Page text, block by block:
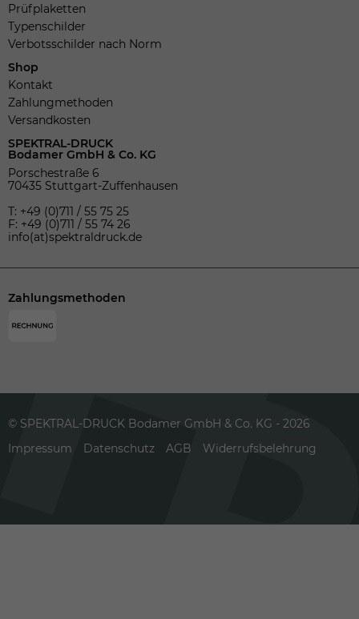
Prüfplaketten
Typenschilder
Verbotsschilder nach Norm
Shop
Kontakt
Zahlungmethoden
Versandkosten
SPEKTRAL-DRUCK
Bodamer GmbH & Co. KG
Porschestraße 6
70435 Stuttgart-Zuffenhausen
T: +49 (0)711 / 55 75 25
F: +49 (0)711 / 55 74 26
info(at)spektraldruck.de
Zahlungsmethoden
© SPEKTRAL-DRUCK Bodamer GmbH & Co. KG - 2026
Impressum
Datenschutz AGB Widerrufsbelehrung